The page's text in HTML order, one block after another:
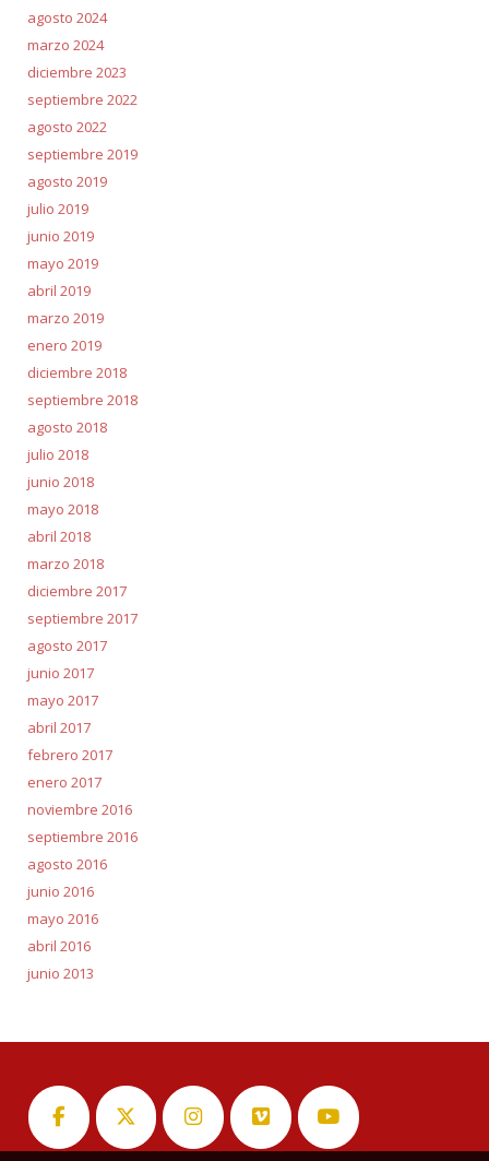
agosto 2024
marzo 2024
diciembre 2023
septiembre 2022
agosto 2022
septiembre 2019
agosto 2019
julio 2019
junio 2019
mayo 2019
abril 2019
marzo 2019
enero 2019
diciembre 2018
septiembre 2018
agosto 2018
julio 2018
junio 2018
mayo 2018
abril 2018
marzo 2018
diciembre 2017
septiembre 2017
agosto 2017
junio 2017
mayo 2017
abril 2017
febrero 2017
enero 2017
noviembre 2016
septiembre 2016
agosto 2016
junio 2016
mayo 2016
abril 2016
junio 2013